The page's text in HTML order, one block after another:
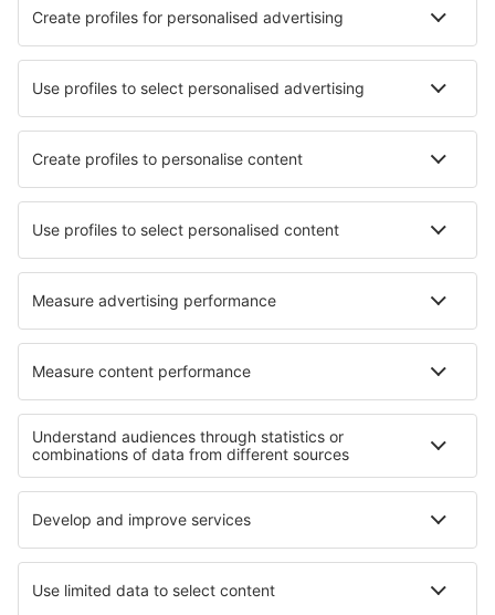
Die besten Hotels - Städte
Hotels in Albuixech Hotels in Saint-Aubin-le-Monial
Hotels in Rotenburg Hotels in La Mojonera
Hotels in Koprivnica Hotels in Magyarszombatfa
Hotels in Port Talbot Hotels in Chatte
Die besten Hotels - Regionen
Hotels auf Rhodos Hotels auf Skiathos Hotels in Ios
Hotels in Kavala Hotels auf Samos
Hotels in Zacatecas Hotels in Khao Yai National Park
Hotels in Iguasu Hotels in Santa Catalina Island
Hotels in Rumänien